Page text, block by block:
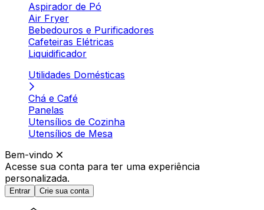
Aspirador de Pó
Air Fryer
Bebedouros e Purificadores
Cafeteiras Elétricas
Liquidificador
Utilidades Domésticas
Chá e Café
Panelas
Utensílios de Cozinha
Utensílios de Mesa
Bem-vindo
Acesse sua conta para ter uma experiência
personalizada.
Entrar Crie sua conta